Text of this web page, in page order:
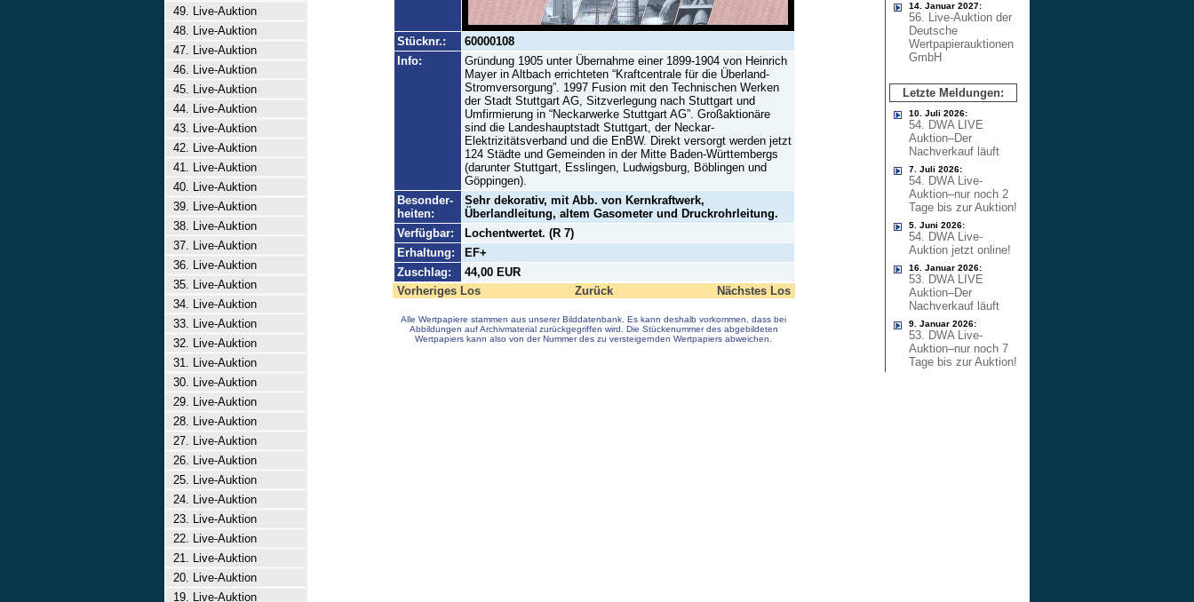
49. Live-Auktion
48. Live-Auktion
47. Live-Auktion
46. Live-Auktion
45. Live-Auktion
44. Live-Auktion
43. Live-Auktion
42. Live-Auktion
41. Live-Auktion
40. Live-Auktion
39. Live-Auktion
38. Live-Auktion
37. Live-Auktion
36. Live-Auktion
35. Live-Auktion
34. Live-Auktion
33. Live-Auktion
32. Live-Auktion
31. Live-Auktion
30. Live-Auktion
29. Live-Auktion
28. Live-Auktion
27. Live-Auktion
26. Live-Auktion
25. Live-Auktion
24. Live-Auktion
23. Live-Auktion
22. Live-Auktion
21. Live-Auktion
20. Live-Auktion
19. Live-Auktion
Stücknr.:
60000108
Info:
Gründung 1905 unter Übernahme einer 1899-1904 von Heinrich
Mayer in Altbach errichteten “Kraftcentrale für die Überland-
Stromversorgung”. 1997 Fusion mit den Technischen Werken
der Stadt Stuttgart AG, Sitzverlegung nach Stuttgart und
Umfirmierung in “Neckarwerke Stuttgart AG”. Großaktionäre
sind die Landeshauptstadt Stuttgart, der Neckar-
Elektrizitätsverband und die EnBW. Direkt versorgt werden jetzt
124 Städte und Gemeinden in der Mitte Baden-Württembergs
(darunter Stuttgart, Esslingen, Ludwigsburg, Böblingen und
Göppingen).
Besonder-
heiten:
Sehr dekorativ, mit Abb. von Kernkraftwerk,
Überlandleitung, altem Gasometer und Druckrohrleitung.
Verfügbar:
Lochentwertet. (R 7)
Erhaltung:
EF+
Zuschlag:
44,00 EUR
Vorheriges Los
Zurück Nächstes Los
Alle Wertpapiere stammen aus unserer Bilddatenbank. Es kann deshalb vorkommen, dass bei
Abbildungen auf Archivmaterial zurückgegriffen wird. Die Stückenummer des abgebildeten
Wertpapiers kann also von der Nummer des zu versteigernden Wertpapiers abweichen.
14. Januar 2027:
56. Live-Auktion der
Deutsche
Wertpapierauktionen
GmbH
Letzte Meldungen:
10. Juli 2026:
54. DWA LIVE
Auktion–Der
Nachverkauf läuft
7. Juli 2026:
54. DWA Live-
Auktion–nur noch 2
Tage bis zur Auktion!
5. Juni 2026:
54. DWA Live-
Auktion jetzt online!
16. Januar 2026:
53. DWA LIVE
Auktion–Der
Nachverkauf läuft
9. Januar 2026:
53. DWA Live-
Auktion–nur noch 7
Tage bis zur Auktion!